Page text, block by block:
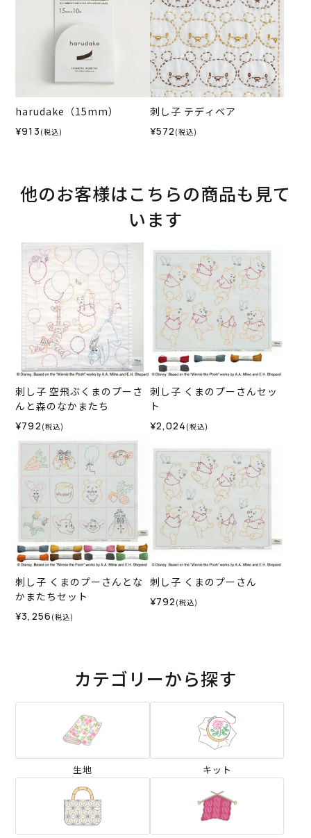
harudake（15mm）
¥913 (税込)
刺し子 テディベア
¥572 (税込)
他のお客様はこちらの商品も見て
います
刺し子 空飛ぶくまのプーさ
んと森のなかまたち
¥792 (税込)
刺し子 くまのプーさんセッ
ト
¥2,024 (税込)
刺し子 くまのプーさんとな
かまたちセット
¥3,256 (税込)
刺し子 くまのプーさん
¥792 (税込)
カテゴリーから探す
生地 キット